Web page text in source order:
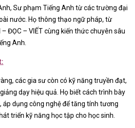
Sư phạm Tiếng Anh từ các trường đại
nước. Họ thông thạo ngữ pháp, từ
– ĐỌC – VIẾT cùng kiến thức chuyên sâu
Anh.
các gia sư còn có kỹ năng truyền đạt,
dạy hiệu quả. Họ biết cách trình bày
áp dụng công nghệ để tăng tính tương
triển kỹ năng học tập cho học sinh.